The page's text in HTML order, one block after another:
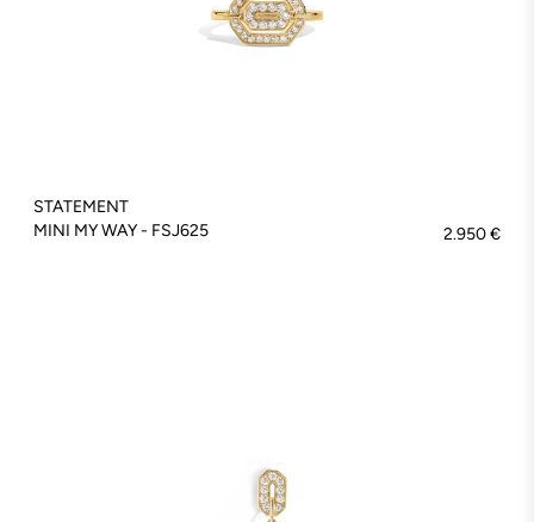
STATEMENT
MINI MY WAY - FSJ625
2.950 €